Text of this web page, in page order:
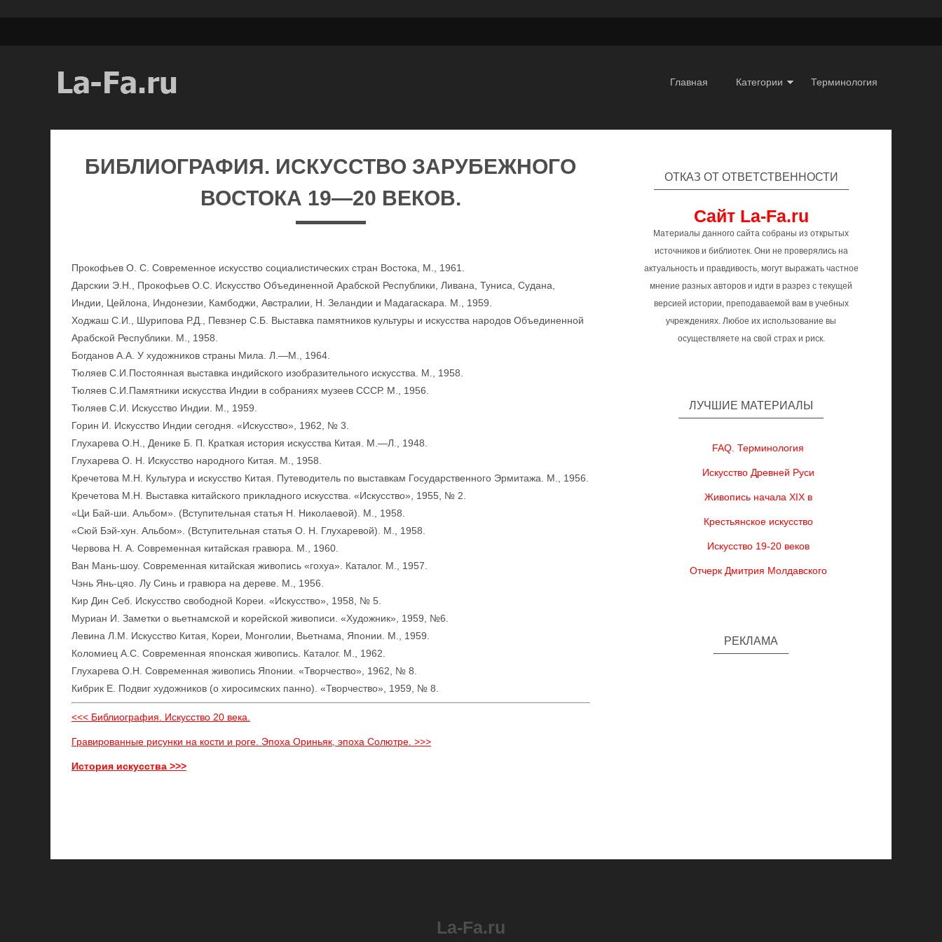
Главная Категории Терминология
БИБЛИОГРАФИЯ. ИСКУССТВО ЗАРУБЕЖНОГО
ВОСТОКА 19—20 ВЕКОВ.
Прокофьев О. С. Современное искусство социалистических стран Востока, М., 1961.
Дарскии Э.Н., Прокофьев О.С. Искусство Объединенной Арабской Республики, Ливана, Туниса, Судана,
Индии, Цейлона, Индонезии, Камбоджи, Австралии, Н. Зеландии и Мадагаскара. М., 1959.
Xоджаш С.И., Шурипова Р.Д., Певзнер С.Б. Выставка памятников культуры и искусства народов Объединенной
Арабской Республики. М., 1958.
Богданов А.А. У художников страны Мила. Л.—М., 1964.
Тюляев С.И.Постоянная выставка индийского изобразительного искусства. М., 1958.
Тюляев С.И.Памятники искусства Индии в собраниях музеев СССР. М., 1956.
Тюляев С.И. Искусство Индии. М., 1959.
Горин И. Искусство Индии сегодня. «Искусство», 1962, № 3.
Глухарева О.Н., Денике Б. П. Краткая история искусства Китая. М.—Л., 1948.
Глухарева О. Н. Искусство народного Китая. М., 1958.
Кречетова М.Н. Культура и искусство Китая. Путеводитель по выставкам Государственного Эрмитажа. М., 1956.
Кречетова М.Н. Выставка китайского прикладного искусства. «Искусство», 1955, № 2.
«Ци Бай-ши. Альбом». (Вступительная статья Н. Николаевой). М., 1958.
«Сюй Бэй-хун. Альбом». (Вступительная статья О. Н. Глухаревой). М., 1958.
Червова Н. А. Современная китайская гравюра. М., 1960.
Ван Мань-шоу. Современная китайская живопись «гохуа». Каталог. М., 1957.
Чэнь Янь-цяо. Лу Синь и гравюра на дереве. М., 1956.
Кир Дин Себ. Искусство свободной Кореи. «Искусство», 1958, № 5.
Муриан И. Заметки о вьетнамской и корейской живописи. «Художник», 1959, №6.
Левина Л.М. Искусство Китая, Кореи, Монголии, Вьетнама, Японии. М., 1959.
Коломиец А.С. Современная японская живопись. Каталог. М., 1962.
Глухарева О.Н. Современная живопись Японии. «Творчество», 1962, № 8.
Кибрик Е. Подвиг художников (о хиросимских панно). «Творчество», 1959, № 8.
<<< Библиография. Искусство 20 века.
Гравированные рисунки на кости и роге. Эпоха Ориньяк, эпоха Солютре. >>>
История искусства >>>
ОТКАЗ ОТ ОТВЕТСТВЕННОСТИ
Сайт La-Fa.ru
Материалы данного сайта собраны из открытых
источников и библиотек. Они не проверялись на
актуальность и правдивость, могут выражать частное
мнение разных авторов и идти в разрез с текущей
версией истории, преподаваемой вам в учебных
учреждениях. Любое их использование вы
осуществляете на свой страх и риск.
ЛУЧШИЕ МАТЕРИАЛЫ
FAQ. Терминология
Искусство Древней Руси
Живопись начала XIX в
Крестьянское искусство
Искусство 19-20 веков
Отчерк Дмитрия Молдавского
РЕКЛАМА
La-Fa.ru